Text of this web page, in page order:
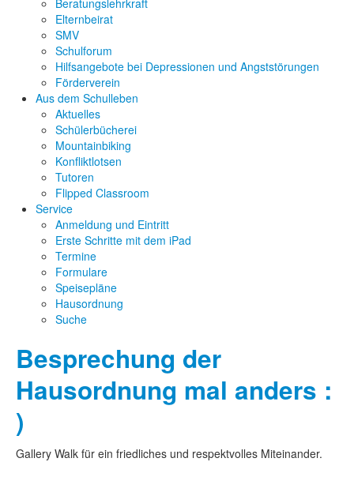
Beratungslehrkraft
Elternbeirat
SMV
Schulforum
Hilfsangebote bei Depressionen und Angststörungen
Förderverein
Aus dem Schulleben
Aktuelles
Schülerbücherei
Mountainbiking
Konfliktlotsen
Tutoren
Flipped Classroom
Service
Anmeldung und Eintritt
Erste Schritte mit dem iPad
Termine
Formulare
Speisepläne
Hausordnung
Suche
Besprechung der
Hausordnung mal anders :
)
Gallery Walk für ein friedliches und respektvolles Miteinander.